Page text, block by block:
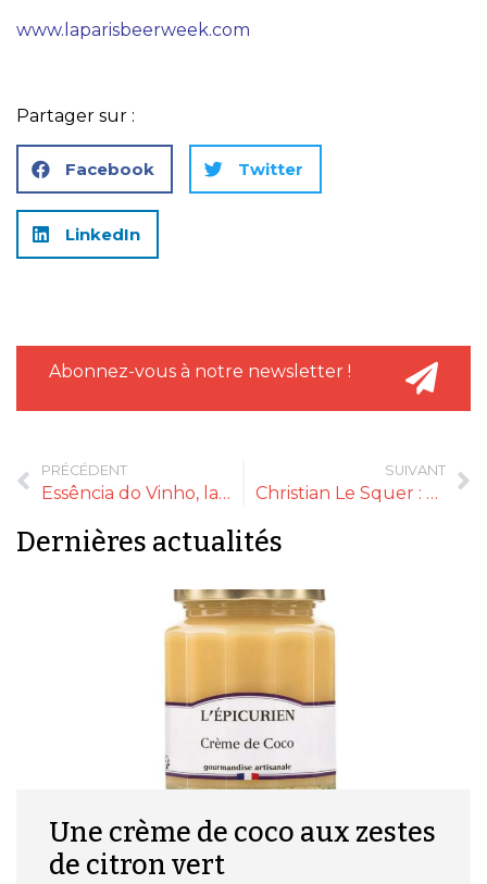
www.laparisbeerweek.com
Partager sur :
Facebook Twitter
LinkedIn
Abonnez-vous à notre newsletter !
PRÉCÉDENT
Essência do Vinho, la manifestation incontournable des vins de Porto
SUIVANT
Christian Le Squer : « Il faut s’ouvrir à l’innovation »
Dernières actualités
Une crème de coco aux zestes
de citron vert